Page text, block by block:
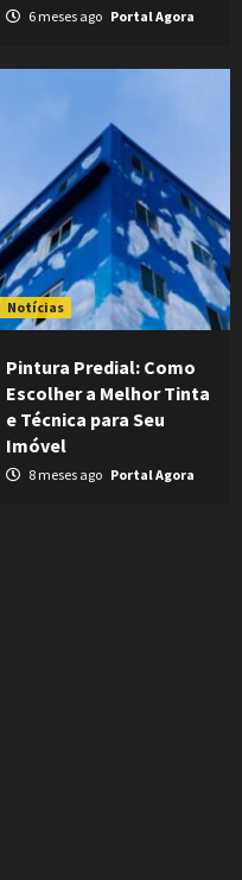
6 meses ago Portal Agora
Notícias
Pintura Predial: Como
Escolher a Melhor Tinta
e Técnica para Seu
Imóvel
8 meses ago Portal Agora